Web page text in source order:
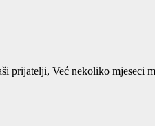
prijatelji, Već nekoliko mjeseci